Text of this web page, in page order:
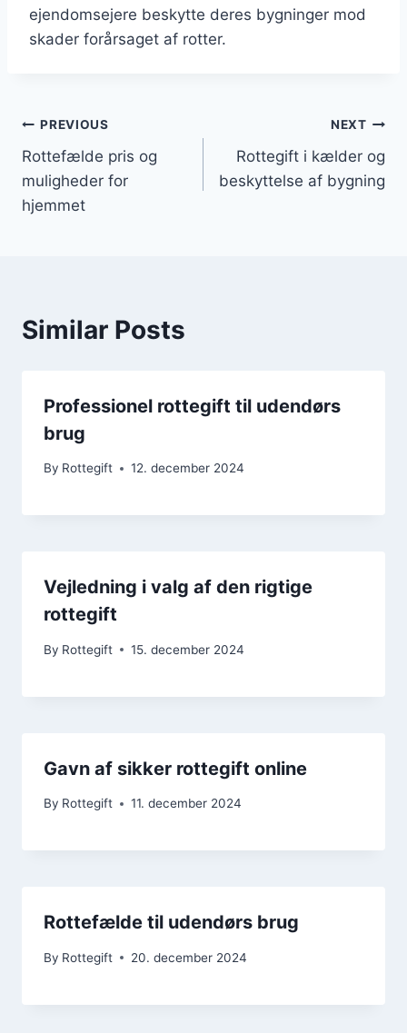
ejendomsejere beskytte deres bygninger mod
skader forårsaget af rotter.
Indlægsnavigation
PREVIOUS
Rottefælde pris og
muligheder for
hjemmet
NEXT
Rottegift i kælder og
beskyttelse af bygning
Similar Posts
Professionel rottegift til udendørs
brug
By Rottegift 12. december 2024
Vejledning i valg af den rigtige
rottegift
By Rottegift 15. december 2024
Gavn af sikker rottegift online
By Rottegift 11. december 2024
Rottefælde til udendørs brug
By Rottegift 20. december 2024